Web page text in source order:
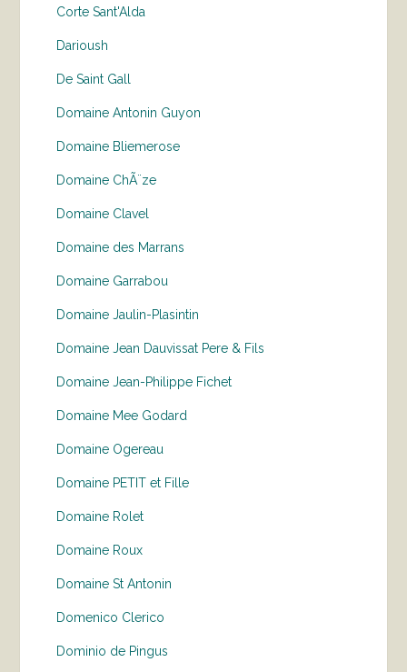
Corte Sant'Alda
Darioush
De Saint Gall
Domaine Antonin Guyon
Domaine Bliemerose
Domaine ChÃ¨ze
Domaine Clavel
Domaine des Marrans
Domaine Garrabou
Domaine Jaulin-Plasintin
Domaine Jean Dauvissat Pere & Fils
Domaine Jean-Philippe Fichet
Domaine Mee Godard
Domaine Ogereau
Domaine PETIT et Fille
Domaine Rolet
Domaine Roux
Domaine St Antonin
Domenico Clerico
Dominio de Pingus